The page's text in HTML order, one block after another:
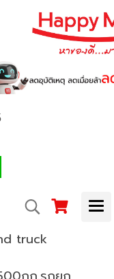
truck